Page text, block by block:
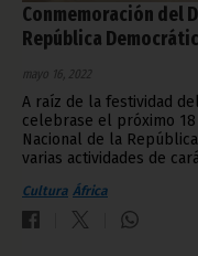
Conmemoración del
República
mayo 16, 2022
A raíz de la festividad
celebrase el próximo
Nacional de la
varias actividades de
Cultura África